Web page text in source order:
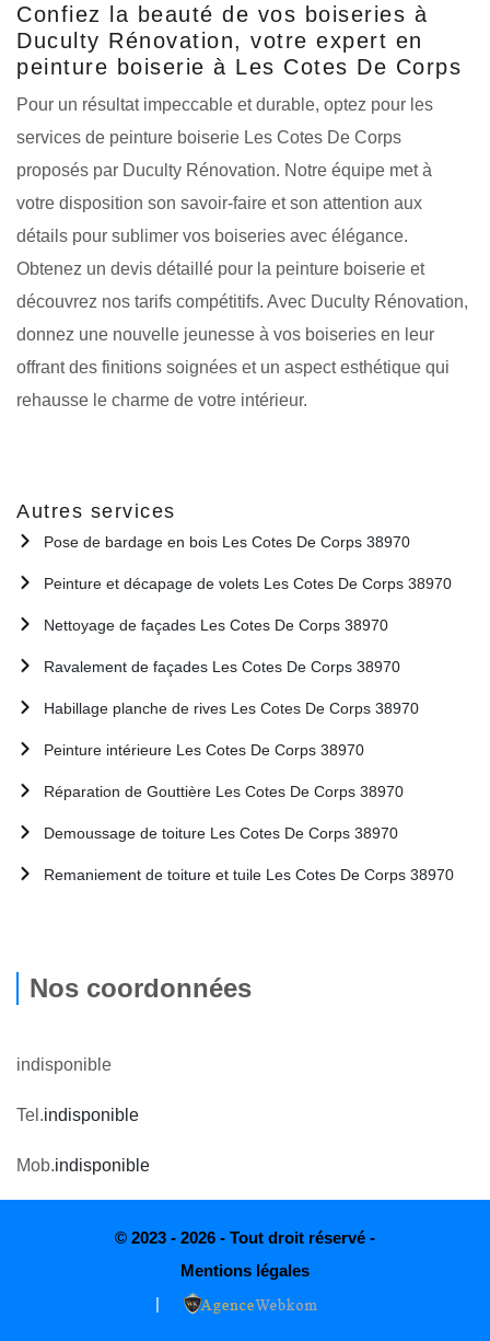
Confiez la beauté de vos boiseries à
Duculty Rénovation, votre expert en
peinture boiserie à Les Cotes De Corps
Pour un résultat impeccable et durable, optez pour les
services de peinture boiserie Les Cotes De Corps
proposés par Duculty Rénovation. Notre équipe met à
votre disposition son savoir-faire et son attention aux
détails pour sublimer vos boiseries avec élégance.
Obtenez un devis détaillé pour la peinture boiserie et
découvrez nos tarifs compétitifs. Avec Duculty Rénovation,
donnez une nouvelle jeunesse à vos boiseries en leur
offrant des finitions soignées et un aspect esthétique qui
rehausse le charme de votre intérieur.
Autres services
Pose de bardage en bois Les Cotes De Corps 38970
Peinture et décapage de volets Les Cotes De Corps 38970
Nettoyage de façades Les Cotes De Corps 38970
Ravalement de façades Les Cotes De Corps 38970
Habillage planche de rives Les Cotes De Corps 38970
Peinture intérieure Les Cotes De Corps 38970
Réparation de Gouttière Les Cotes De Corps 38970
Demoussage de toiture Les Cotes De Corps 38970
Remaniement de toiture et tuile Les Cotes De Corps 38970
Nos coordonnées
indisponible
Tel.indisponible
Mob.indisponible
© 2023 - 2026 - Tout droit réservé -
Mentions légales
|